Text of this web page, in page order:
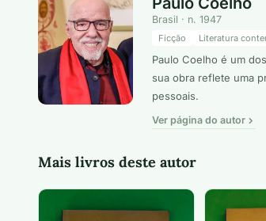
Brasil · n. 1947
Ficção Literatura
Paulo Coelho é um
sua obra reflete uma
pessoais.
Ver página do autor
Mais livros deste autor